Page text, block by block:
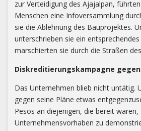
zur Verteidigung des Ajajalpan,
Menschen eine Infoversammlung
sie die Ablehnung des Bauprojektes.
unterschrieben sie ein
marschierten sie durch die Straßen
Diskreditierungskampagne
Das Unternehmen blieb nicht untätig.
gegen seine Pläne etwas
Pesos an diejenigen, die bereit waren,
Unternehmensvorhaben zu